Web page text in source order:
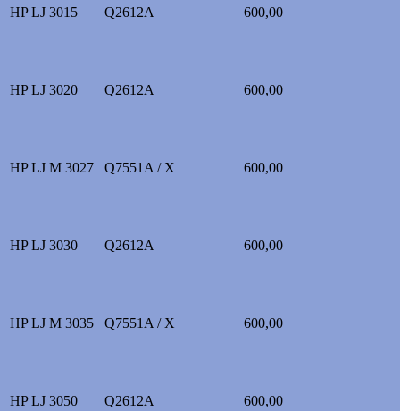
HP LJ 3015 Q2612A 600,00
HP LJ 3020 Q2612A 600,00
HP LJ M 3027 Q7551A / X 600,00
HP LJ 3030 Q2612A 600,00
HP LJ M 3035 Q7551A / X 600,00
HP LJ 3050 Q2612A 600,00